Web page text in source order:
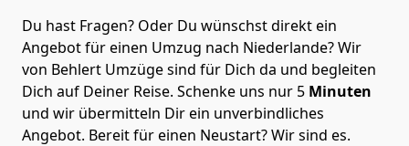
Du hast Fragen? Oder Du wünschst direkt ein
Angebot für einen Umzug nach Niederlande? Wir
von Behlert Umzügesind für Dich da und begleiten
Dich auf Deiner Reise. Schenke uns nur 5 Minuten
und wir übermitteln Dir ein unverbindliches
Angebot. Bereit für einen Neustart? Wir sind es.